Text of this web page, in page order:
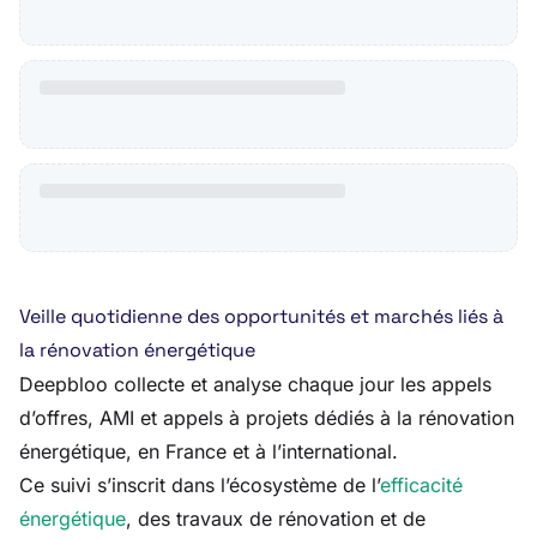
Veille quotidienne des opportunités et marchés liés à
la rénovation énergétique
Deepbloo collecte et analyse chaque jour les appels
d’offres, AMI et appels à projets dédiés à la rénovation
énergétique, en France et à l’international.
Ce suivi s’inscrit dans l’écosystème de l’efficacité
énergétique, des travaux de rénovation et de